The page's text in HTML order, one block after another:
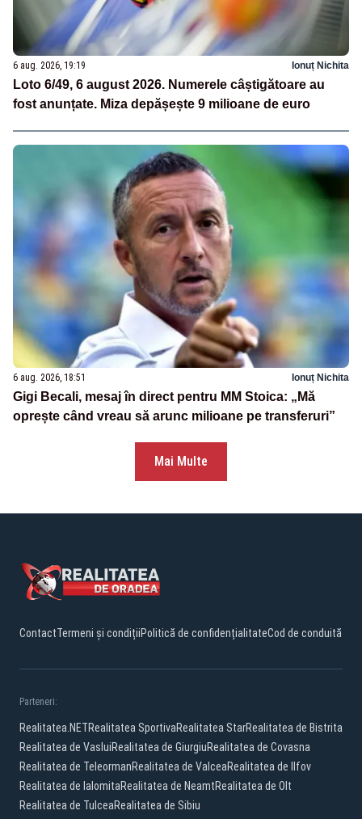
6 aug. 2026, 19:19 Ionuț Nichita
Loto 6/49, 6 august 2026. Numerele câștigătoare au
fost anunțate. Miza depășește 9 milioane de euro
6 aug. 2026, 18:51 Ionuț Nichita
Gigi Becali, mesaj în direct pentru MM Stoica: „Mă
oprește când vreau să arunc milioane pe transferuri”
Mai Multe
ContactTermeni și condițiiPolitică de confidențialitateCod de conduită
Parteneri:
Realitatea.NETRealitatea SportivaRealitatea StarRealitatea de Bistrita
Realitatea de VasluiRealitatea de GiurgiuRealitatea de Covasna
Realitatea de TeleormanRealitatea de ValceaRealitatea de Ilfov
Realitatea de IalomitaRealitatea de NeamtRealitatea de Olt
Realitatea de TulceaRealitatea de Sibiu